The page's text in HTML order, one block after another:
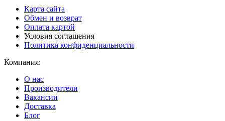
Карта сайта
Обмен и возврат
Оплата картой
Условия соглашения
Политика конфиденциальности
Компания:
О нас
Производители
Вакансии
Доставка
Блог